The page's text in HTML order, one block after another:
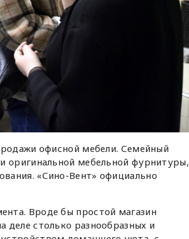
офисной мебели. Семейный
оригинальной мебельной фурнитуры,
«Сино-Вент» официально
Вроде бы простой магазин
деле столько разнообразных и